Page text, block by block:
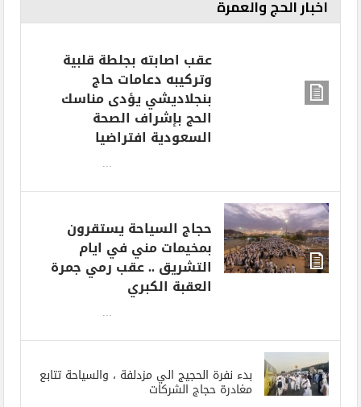
اخبار الحج والعمرة
عقب اصابته بجلطة قلبية
وتركيبه دعامات حاج
بنجلاديشي يؤدى مناسك
الحج بإشراف الصحة
السعودية افتراضيا
حجاج السياحة يستقرون
بمخيمات مني في ايام
التشريق .. عقب رمي جمرة
العقبة الكبري
بدء نفرة الحجيج الي مزدلفة ، والسياحة تتابع
مغادرة حجاج الشركات